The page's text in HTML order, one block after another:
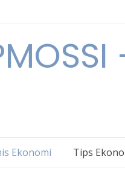
Ekonomi Tips